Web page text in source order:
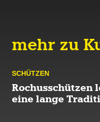
mehr zu
SCHÜTZEN
Rochusschützen
eine lange